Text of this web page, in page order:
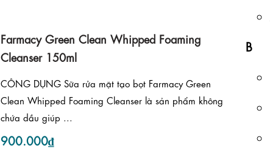
Farmacy Green Clean Whipped Foaming
Cleanser 150ml
CÔNG DỤNG Sữa rửa mặt tạo bọt Farmacy Green
Clean Whipped Foaming Cleanser là sản phẩm không
chứa dầu giúp ...
900.000₫
B